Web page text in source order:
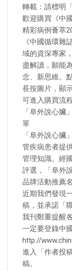
轉載：請標明
歡迎購買《中
精彩病例薈萃
《中國循環雜
域的資深專家
盡解讀，願能
念、新思維。
長按圖片，顯
可進入購買流
「阜外說心臟
單
「阜外說心臟
管疾病患者提
管理知識。經
評選，「阜外
品牌活動推薦名
近期我們發現
稿，並承諾「
我刊鄭重提醒
一定要登錄中
http://
進入「作者投
稿。